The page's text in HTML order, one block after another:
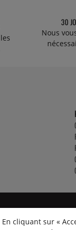
30
Nous
cliquant sur «